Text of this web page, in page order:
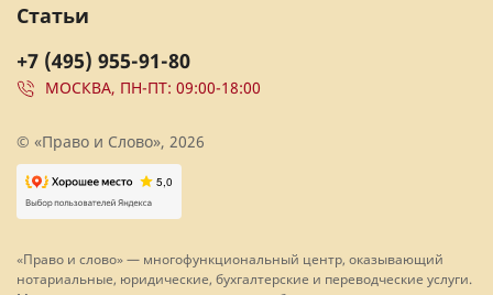
+7 (495) 955-91-80
МОСКВА, ПН-ПТ: 09:00-18:00
Статьи
© «Право и Слово», 2026
«Право и слово» — многофункциональный центр, оказывающий
нотариальные, юридические, бухгалтерские и переводческие услуги.